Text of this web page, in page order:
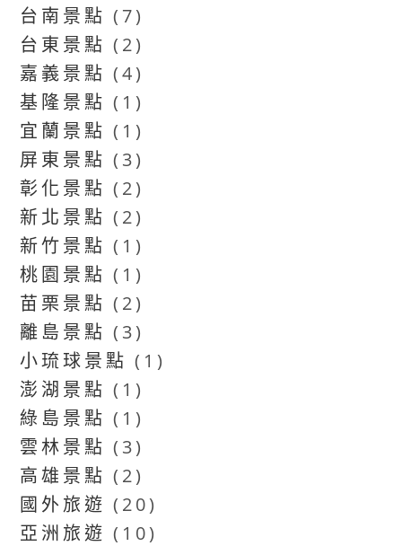
台南景點 (7)
台東景點 (2)
嘉義景點 (4)
基隆景點 (1)
宜蘭景點 (1)
屏東景點 (3)
彰化景點 (2)
新北景點 (2)
新竹景點 (1)
桃園景點 (1)
苗栗景點 (2)
離島景點 (3)
小琉球景點 (1)
澎湖景點 (1)
綠島景點 (1)
雲林景點 (3)
高雄景點 (2)
國外旅遊 (20)
亞洲旅遊 (10)